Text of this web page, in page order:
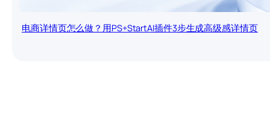
电商详情页怎么做？用PS+StartAI插件3步生成高级感详情页